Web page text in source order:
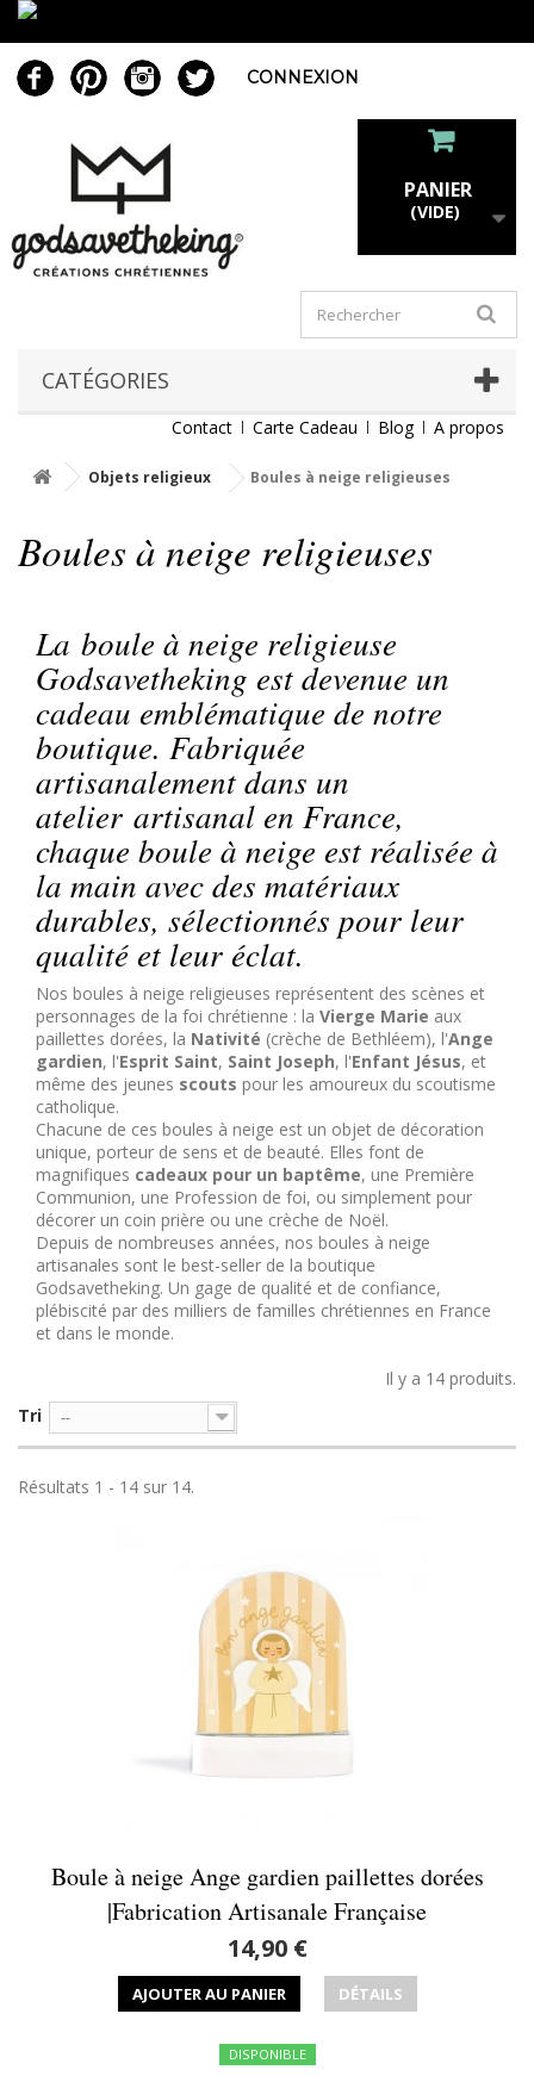
CONNEXION
PANIER
(VIDE)
CATÉGORIES
Contact Carte Cadeau Blog A propos
Objets religieux Boules à neige religieuses
Boules à neige religieuses
La boule à neige religieuse
Godsavetheking est devenue un
cadeau emblématique de notre
boutique. Fabriquée
artisanalement dans un
atelier artisanal en France,
chaque boule à neige est réalisée à
la main avec des matériaux
durables, sélectionnés pour leur
qualité et leur éclat.
Nos boules à neige religieuses représentent des scènes et
personnages de la foi chrétienne : la Vierge Marie aux
paillettes dorées, la Nativité (crèche de Bethléem), l'Ange
gardien, l'Esprit Saint, Saint Joseph, l'Enfant Jésus, et
même des jeunes scouts pour les amoureux du scoutisme
catholique.
Chacune de ces boules à neige est un objet de décoration
unique, porteur de sens et de beauté. Elles font de
magnifiques cadeaux pour un baptême, une Première
Communion, une Profession de foi, ou simplement pour
décorer un coin prière ou une crèche de Noël.
Depuis de nombreuses années, nos boules à neige
artisanales sont le best-seller de la boutique
Godsavetheking. Un gage de qualité et de confiance,
plébiscité par des milliers de familles chrétiennes en France
et dans le monde.
Il y a 14 produits.
Tri
--
Résultats 1 - 14 sur 14.
Boule à neige Ange gardien paillettes dorées
|Fabrication Artisanale Française
14,90 €
AJOUTER AU PANIER DÉTAILS
DISPONIBLE